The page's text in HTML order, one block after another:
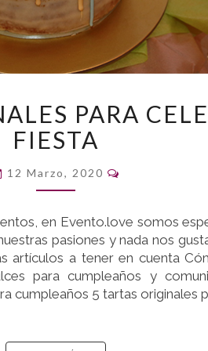
TARTAS
ORIGINALES
PARA
CELEBRAR
TU
PARA
FIESTA
12 Marzo, 2020
en Evento.love somos
pasiones y nada nos
artículos a tener en cuenta
para cumpleaños y
cumpleaños 5 tartas originales